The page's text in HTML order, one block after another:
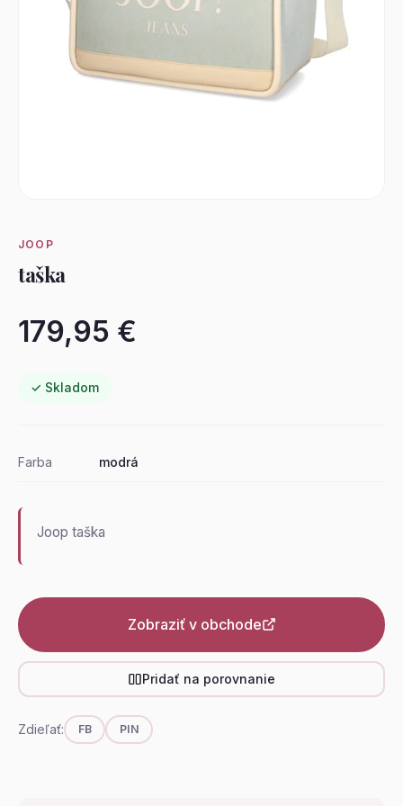
JOOP
taška
179,95 €
✓ Skladom
Farba modrá
Joop taška
Zobraziť v obchode
Pridať na porovnanie
Zdieľať: FB PIN